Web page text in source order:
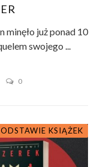
już ponad 10
swojego ...
0
KSIĄŻEK